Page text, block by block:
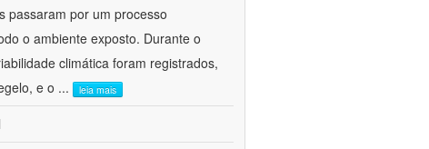
passaram por um processo
o ambiente exposto. Durante o
climática foram registrados,
e o ... leia mais